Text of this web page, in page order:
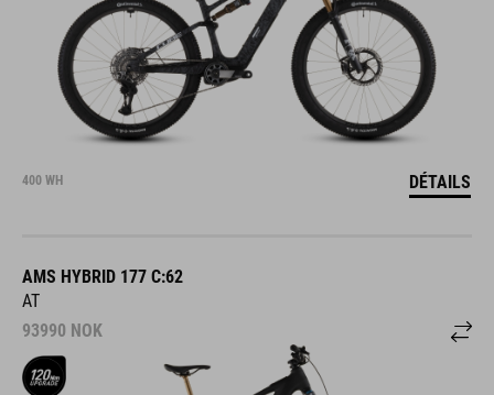
400 WH DÉTAILS
AMS HYBRID 177 C:62
AT
93990 NOK